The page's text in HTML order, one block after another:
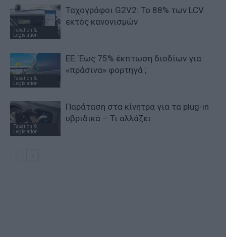
Taxation &
Legislation
Ταχογράφοι G2V2: Το 88% των LCV
εκτός κανονισμών
Taxation &
Legislation
ΕΕ: Έως 75% έκπτωση διοδίων για
«πράσινα» φορτηγά ;
Taxation &
Legislation
Παράταση στα κίνητρα για τα plug-in
υβριδικά – Τι αλλάζει